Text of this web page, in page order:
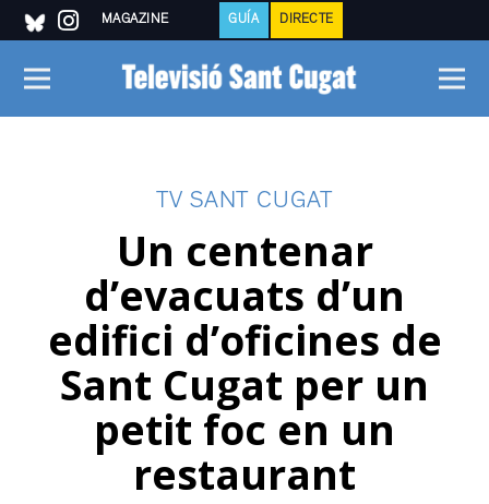
MAGAZINE GUÍA DIRECTE
TV SANT CUGAT
Un centenar
d’evacuats d’un
edifici d’oficines de
Sant Cugat per un
petit foc en un
restaurant